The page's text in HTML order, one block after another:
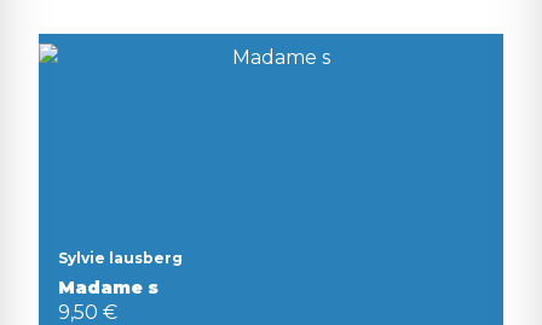
Sylvie lausberg
Madame s
9,50 €